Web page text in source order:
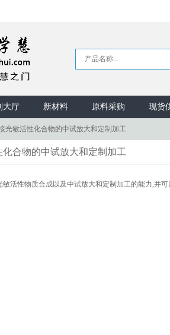
大厅 新材料 原料采购 现货
光敏活性化合物的中试放大和定制加工
化合物的中试放大和定制加工
敏活性物质合成以及中试放大和定制加工的能力,并